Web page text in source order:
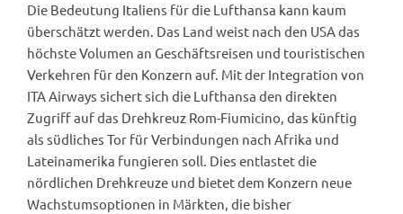
Die Bedeutung Italiens für die Lufthansa kann kaum
überschätzt werden. Das Land weist nach den USA das
höchste Volumen an Geschäftsreisen und touristischen
Verkehren für den Konzern auf. Mit der Integration von
ITA Airways sichert sich die Lufthansa den direkten
Zugriff auf das Drehkreuz Rom-Fiumicino, das künftig
als südliches Tor für Verbindungen nach Afrika und
Lateinamerika fungieren soll. Dies entlastet die
nördlichen Drehkreuze und bietet dem Konzern neue
Wachstumsoptionen in Märkten, die bisher